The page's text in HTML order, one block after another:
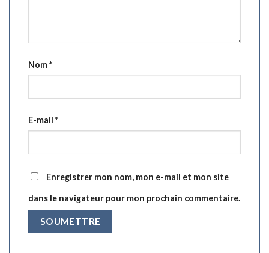
Nom*
E-mail *
Enregistrer mon nom, mon e-mail et mon site
dans le navigateur pour mon prochain commentaire.